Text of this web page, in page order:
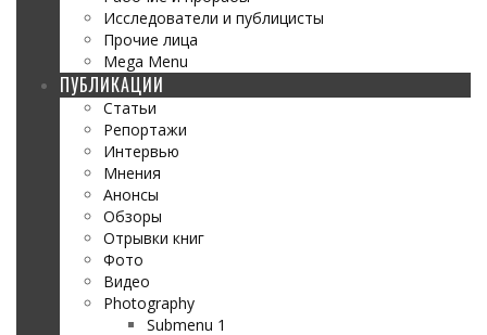
Исследователи и публицисты
Прочие лица
Mega Menu
ПУБЛИКАЦИИ
Статьи
Репортажи
Интервью
Мнения
Анонсы
Обзоры
Отрывки книг
Фото
Видео
Photography
Submenu 1